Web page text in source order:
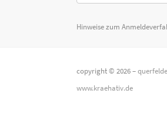
Hinweise zum
copyright © 2026 –
www.kraehativ.de